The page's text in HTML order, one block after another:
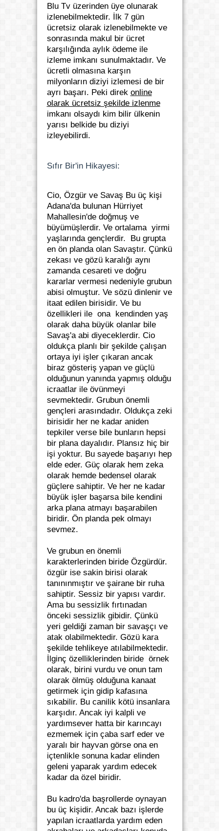
Blu Tv üzerinden üye olunarak
izlenebilmektedir. İlk 7 gün
ücretsiz olarak izlenebilmekte ve
sonrasında makul bir ücret
karşılığında aylık ödeme ile
izleme imkanı sunulmaktadır. Ve
ücretli olmasına karşın
milyonların diziyi izlemesi de bir
ayrı başarı. Peki direk online
olarak ücretsiz şekilde izlenme
imkanı olsaydı kim bilir ülkenin
yarısı belkide bu diziyi
izleyebilirdi.
Sıfır Bir'in Hikayesi:
Cio, Özgür ve Savaş Bu üç kişi
Adana'da bulunan Hürriyet
Mahallesin'de doğmuş ve
büyümüşlerdir. Ve ortalama yirmi
yaşlarında gençlerdir. Bu grupta
en ön planda olan Savaştır. Çünkü
zekası ve gözü karalığı aynı
zamanda cesareti ve doğru
kararlar vermesi nedeniyle grubun
abisi olmuştur. Ve sözü dinlenir ve
itaat edilen birisidir. Ve bu
özellikleri ile ona kendinden yaş
olarak daha büyük olanlar bile
Savaş'a abi diyeceklerdir. Cio
oldukça planlı bir şekilde çalışan
ortaya iyi işler çıkaran ancak
biraz gösteriş yapan ve güçlü
olduğunun yanında yapmış olduğu
icraatlar ile övünmeyi
sevmektedir. Grubun önemli
gençleri arasındadır. Oldukça zeki
birisidir her ne kadar aniden
tepkiler verse bile bunların hepsi
bir plana dayalıdır. Plansız hiç bir
işi yoktur. Bu sayede başarıyı hep
elde eder. Güç olarak hem zeka
olarak hemde bedensel olarak
güçlere sahiptir. Ve her ne kadar
büyük işler başarsa bile kendini
arka plana atmayı başarabilen
biridir. Ön planda pek olmayı
sevmez.
Ve grubun en önemli
karakterlerinden biride Özgürdür.
özgür ise sakin birisi olarak
tanınınmıştır ve şairane bir ruha
sahiptir. Sessiz bir yapısı vardır.
Ama bu sessizlik fırtınadan
önceki sessizlik gibidir. Çünkü
yeri geldiği zaman bir savaşçı ve
atak olabilmektedir. Gözü kara
şekilde tehlikeye atılabilmektedir.
İlginç özelliklerinden biride örnek
olarak, birini vurdu ve onun tam
olarak ölmüş olduğuna kanaat
getirmek için gidip kafasına
sıkabilir. Bu canilik kötü insanlara
karşıdır. Ancak iyi kalpli ve
yardımsever hatta bir karıncayı
ezmemek için çaba sarf eder ve
yaralı bir hayvan görse ona en
içtenlikle sonuna kadar elinden
geleni yaparak yardım edecek
kadar da özel biridir.
Bu kadro'da başrollerde oynayan
bu üç kişidir. Ancak bazı işlerde
yapılan icraatlarda yardım eden